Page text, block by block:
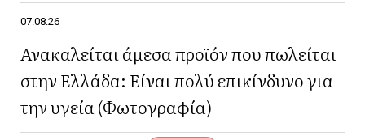
07.08.26
Ανακαλείται άμεσα προϊόν που πωλείται
στην Ελλάδα: Είναι πολύ επικίνδυνο για
την υγεία (Φωτογραφία)